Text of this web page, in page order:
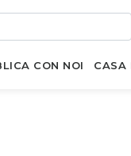
CON NOI CASA